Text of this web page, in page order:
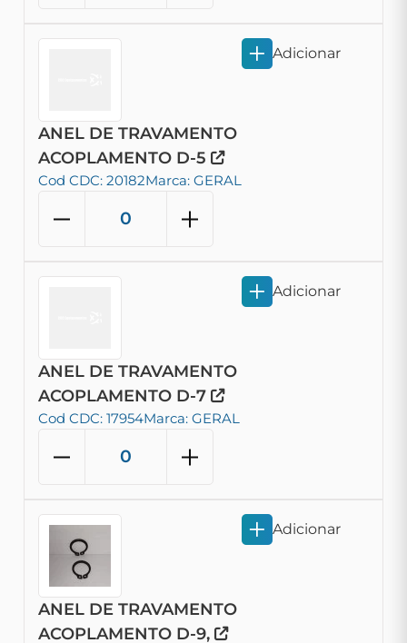
ANEL DE TRAVAMENTO
ACOPLAMENTO D-5
Cod CDC: 20182Marca: GERAL
Adicionar
ANEL DE TRAVAMENTO
ACOPLAMENTO D-7
Cod CDC: 17954Marca: GERAL
Adicionar
ANEL DE TRAVAMENTO
ACOPLAMENTO D-9,
Adicionar